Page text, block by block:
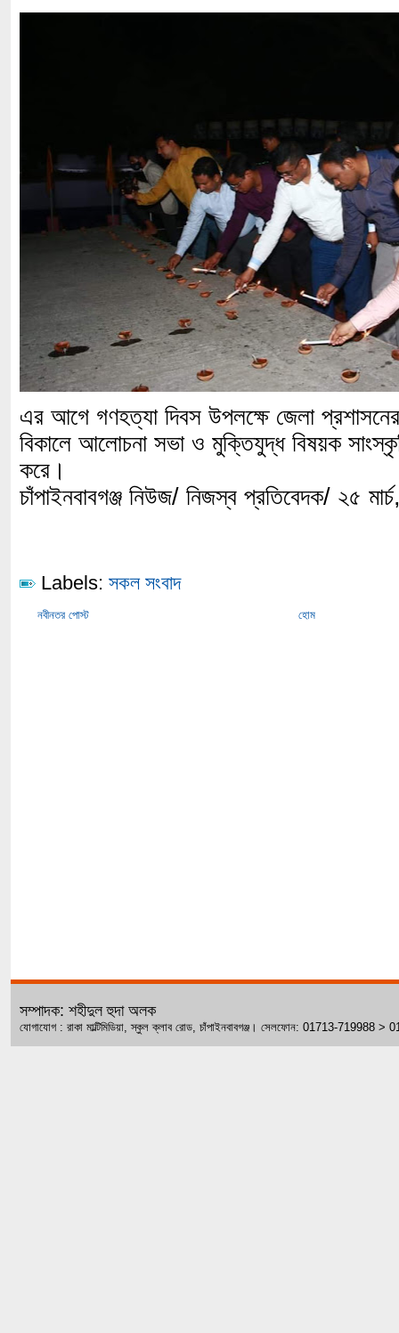
এর আগে গণহত্যা দিবস উপলক্ষে জেলা
বিকালে আলোচনা সভা ও মুক্তিযুদ্ধ বিষয়ক
করে।
চাঁপাইনবাবগঞ্জ নিউজ/ নিজস্ব প্রতিবেদক/ ২৫
Labels: সকল সংবাদ
নবীনতর পোস্ট হোম
সম্পাদক: শহীদুল হুদা অলক
যোগাযোগ : রাকা মাল্টিমিডিয়া, স্কুল ক্লাব রোড, চাঁপাইনবাবগঞ্জ। সেলফোন: 01713-